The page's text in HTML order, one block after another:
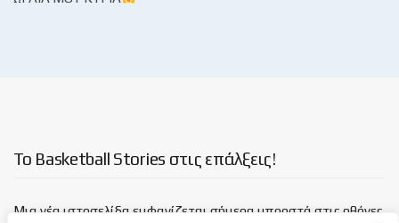
Το Basketball Stories στις επάλξεις!
Μια νέα ιστοσελίδα εμφανίζεται σήμερα μπροστά στις οθόνες